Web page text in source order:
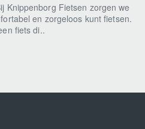
Knippenborg Fietsen zorgen we
en zorgeloos kunt fietsen.
fiets di..